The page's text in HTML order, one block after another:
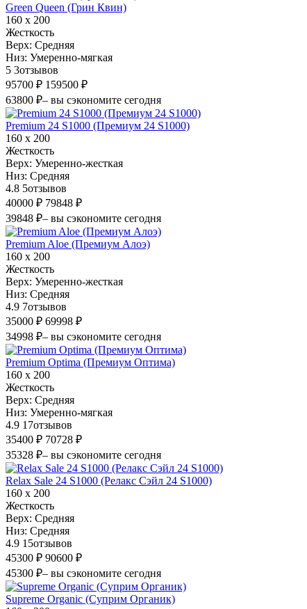
Green Queen (Грин Квин)
160 х 200
Жесткость
Верх: Средняя
Низ: Умеренно-мягкая
5 3отзывов
95700 ₽ 159500 ₽
63800 ₽– вы сэкономите сегодня
Premium 24 S1000 (Премиум 24 S1000)
160 х 200
Жесткость
Верх: Умеренно-жесткая
Низ: Средняя
4.8 5отзывов
40000 ₽ 79848 ₽
39848 ₽– вы сэкономите сегодня
Premium Aloe (Премиум Алоэ)
160 х 200
Жесткость
Верх: Умеренно-жесткая
Низ: Средняя
4.9 7отзывов
35000 ₽ 69998 ₽
34998 ₽– вы сэкономите сегодня
Premium Optima (Премиум Оптима)
160 х 200
Жесткость
Верх: Средняя
Низ: Умеренно-мягкая
4.9 17отзывов
35400 ₽ 70728 ₽
35328 ₽– вы сэкономите сегодня
Relax Sale 24 S1000 (Релакс Сэйл 24 S1000)
160 х 200
Жесткость
Верх: Средняя
Низ: Средняя
4.9 15отзывов
45300 ₽ 90600 ₽
45300 ₽– вы сэкономите сегодня
Supreme Organic (Суприм Органик)